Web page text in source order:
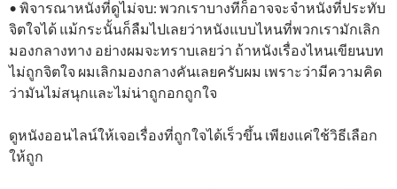
• พิจารณาหนังที่ดูไม่จบ: พวกเราบางทีก็อาจจะจำหนังที่ประทับ
จิตใจได้ แม้กระนั้นก็ลืมไปเลยว่าหนังแบบไหนที่พวกเรามักเลิก
มองกลางทาง อย่างผมจะทราบเลยว่า ถ้าหนังเรื่องไหนเขียนบท
ไม่ถูกจิตใจ ผมเลิกมองกลางคันเลยครับผม เพราะว่ามีความคิด
ว่ามันไม่สนุกและไม่น่าถูกอกถูกใจ
ดูหนังออนไลน์ให้เจอเรื่องที่ถูกใจได้เร็วขึ้น เพียงแค่ใช้วิธีเลือก
ให้ถูก